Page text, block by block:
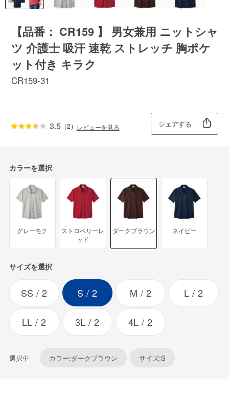
【品番： CR159 】 男女兼用 ニットシャ
ツ 介護士 吸汗 速乾 ストレッチ 胸ポケ
ット付き キラク
CR159-31
3.5（2） レビューを見る シェアする
カラーを選択
グレーモク
ストロベリーレ
ッド
ダークブラウン ネイビー
サイズを選択
SS 2 S 2 M 2 L 2
LL 2 3L 2 4L 2
選択中 カラー:ダークブラウン サイズ:S